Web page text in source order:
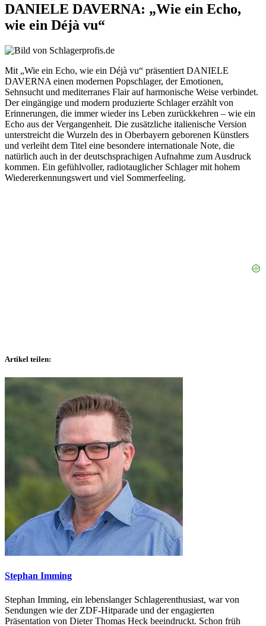
DANIELE DAVERNA: „Wie ein Echo,
wie ein Déjà vu“
Mit „Wie ein Echo, wie ein Déjà vu“ präsentiert DANIELE
DAVERNA einen modernen Popschlager, der Emotionen,
Sehnsucht und mediterranes Flair auf harmonische Weise verbindet.
Der eingängige und modern produzierte Schlager erzählt von
Erinnerungen, die immer wieder ins Leben zurückkehren – wie ein
Echo aus der Vergangenheit. Die zusätzliche italienische Version
unterstreicht die Wurzeln des in Oberbayern geborenen Künstlers
und verleiht dem Titel eine besondere internationale Note, die
natürlich auch in der deutschsprachigen Aufnahme zum Ausdruck
kommen. Ein gefühlvoller, radiotauglicher Schlager mit hohem
Wiedererkennungswert und viel Sommerfeeling.
Artikel teilen:
Stephan Imming
Stephan Imming, ein lebenslanger Schlagerenthusiast, war von
Sendungen wie der ZDF-Hitparade und der engagierten
Präsentation von Dieter Thomas Heck beeindruckt. Schon früh